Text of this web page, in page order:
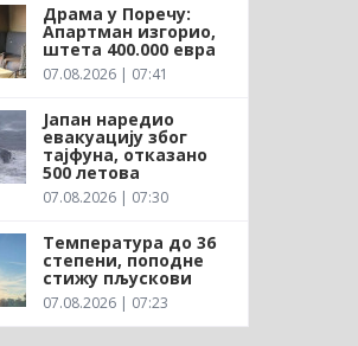
Драма у Поречу:
Апартман изгорио,
штета 400.000 евра
07.08.2026 | 07:41
Јапан наредио
евакуацију због
тајфуна, отказано
500 летова
07.08.2026 | 07:30
Температура до 36
степени, поподне
стижу пљускови
07.08.2026 | 07:23